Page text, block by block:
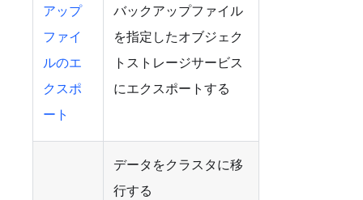
アップ
ファイ
ルのエ
クスポ
ート
バックアップファイル
を指定したオブジェク
トストレージサービス
にエクスポートする
データをクラスタに移
行する